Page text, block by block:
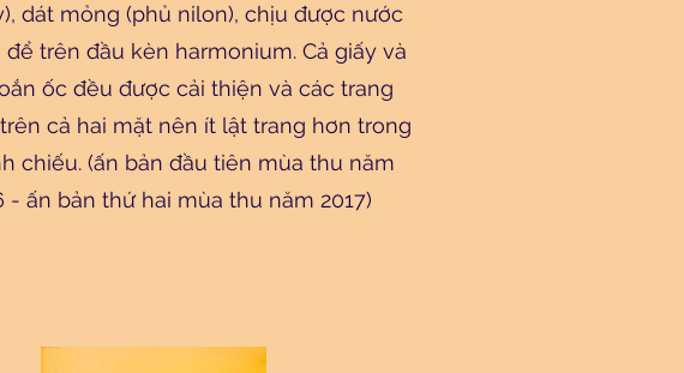
dát mỏng (phủ nilon), chịu được nước
để trên đầu kèn harmonium. Cả giấy và
ốc đều được cải thiện và các trang
cả hai mặt nên ít lật trang hơn trong
chiếu. (ấn bản đầu tiên mùa thu năm
- ấn bản thứ hai mùa thu năm 2017)